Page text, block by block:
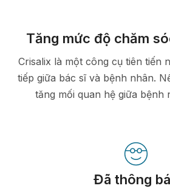
Tăng mức độ chăm
Crisalix là một công cụ tiên tiến
tiếp giữa bác sĩ và bệnh nhân.
tăng mối quan hệ giữa bệnh
Đã thông